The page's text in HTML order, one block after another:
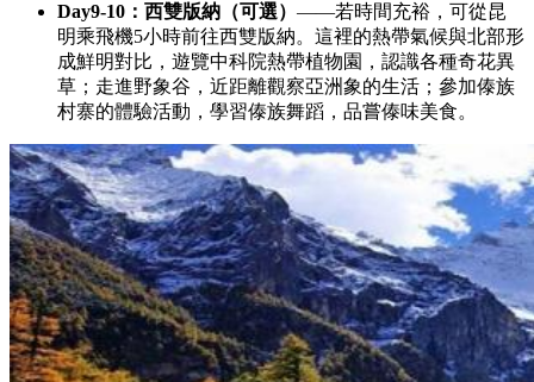
Day9-10：西雙版納（可選） ——若時間充裕，可從昆
明乘飛機5小時前往西雙版納。這裡的熱帶氣候與北部形
成鮮明對比，遊覽中科院熱帶植物園，認識各種奇花異
草；走進野象谷，近距離觀察亞洲象的生活；參加傣族
村寨的體驗活動，學習傣族舞蹈，品嘗傣味美食。